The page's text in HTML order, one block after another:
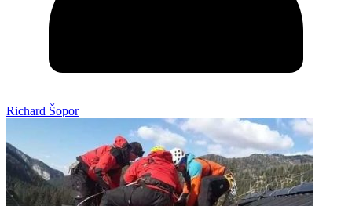
Richard Šopor